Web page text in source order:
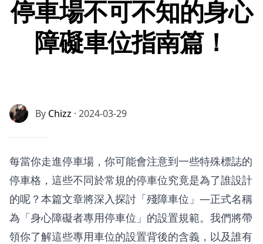
停車場不可不知的身心
障礙車位指南篇！
By Chizz · 2024-03-29
每當你走進停車場，你可能會注意到一些特殊標誌的
停車格，這些不同於常規的停車位究竟是為了誰設計
的呢？本篇文章將深入探討「殘障車位」—正式名稱
為「身心障礙者專用停車位」的設置規範。我們將帶
領你了解這些專用車位的設置背後的含義，以及誰有